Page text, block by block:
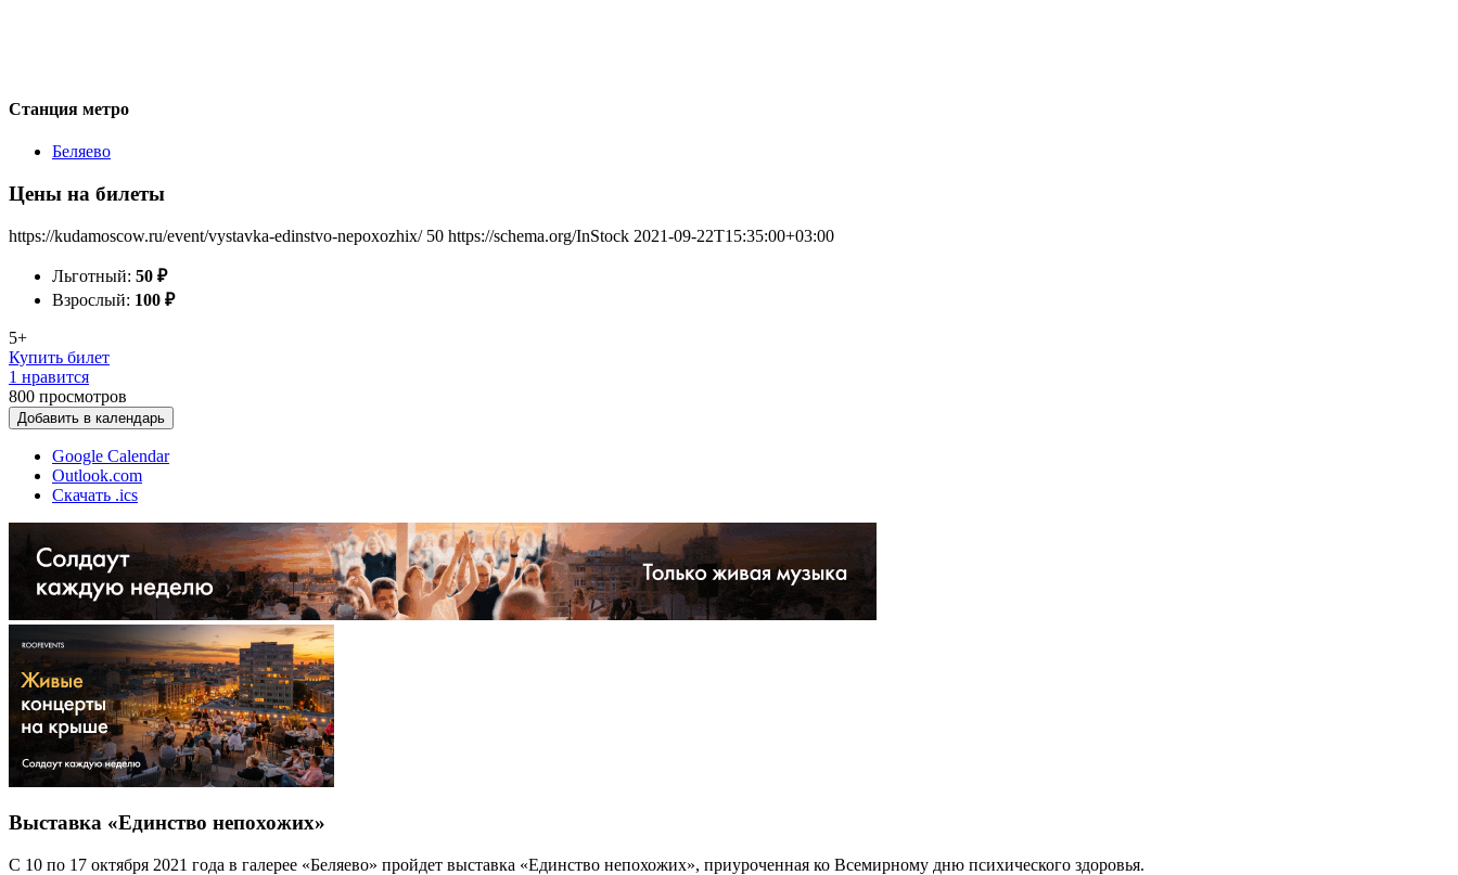
Станция метро
Беляево
Цены на билеты
https://kudamoscow.ru/event/vystavka-edinstvo-nepoxozhix/ 50 https://schema.org/InStock 2021-09-22T15:35:00+03:00
Льготный: 50 ₽
Взрослый: 100 ₽
5+
Купить билет
1 нравится
800 просмотров
Добавить в календарь
Google Calendar
Outlook.com
Скачать .ics
Выставка «Единство непохожих»
С 10 по 17 октября 2021 года в галерее «Беляево» пройдет выставка «Единство непохожих», приуроченная ко Всемирному дню психического здоровья.